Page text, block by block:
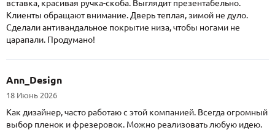
вставка, красивая ручка-скоба. Выглядит презентабельно.
Клиенты обращают внимание. Дверь теплая, зимой не дуло.
Сделали антивандальное покрытие низа, чтобы ногами не
царапали. Продумано!
Ann_Design
18 Июнь 2026
Как дизайнер, часто работаю с этой компанией. Всегда огромный
выбор пленок и фрезеровок. Можно реализовать любую идею.